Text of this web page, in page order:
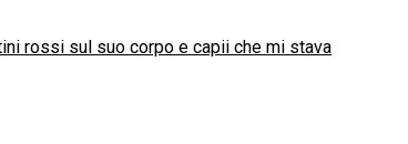
rossi sul suo corpo e capii che mi stava